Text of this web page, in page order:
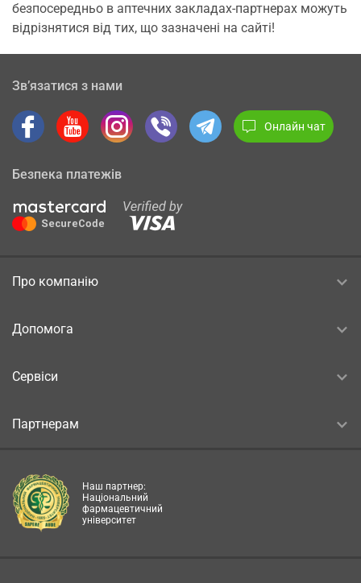
безпосередньо в аптечних закладах-партнерах можуть
відрізнятися від тих, що зазначені на сайті!
Зв’язатися з нами
Онлайн чат
Безпека платежів
Про компанію
Допомога
Сервіси
Партнерам
Наш партнер:
Національний
фармацевтичний
університет